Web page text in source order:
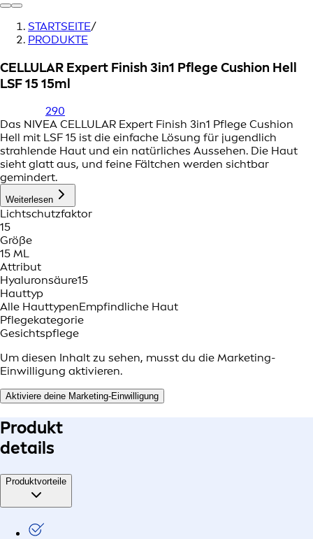
STARTSEITE/
PRODUKTE
CELLULAR Expert Finish 3in1 Pflege Cushion Hell
LSF 15 15ml
290
Das NIVEA CELLULAR Expert Finish 3in1 Pflege Cushion
Hell mit LSF 15 ist die einfache Lösung für jugendlich
strahlende Haut und ein natürliches Aussehen. Die Haut
sieht glatt aus, und feine Fältchen werden sichtbar
gemindert.
Weiterlesen
Lichtschutzfaktor
15
Größe
15 ML
Attribut
Hyaluronsäure15
Hauttyp
Alle HauttypenEmpfindliche Haut
Pflegekategorie
Gesichtspflege
Um diesen Inhalt zu sehen, musst du die Marketing-
Einwilligung aktivieren.
Aktiviere deine Marketing-Einwilligung
Produkt
details
Produktvorteile